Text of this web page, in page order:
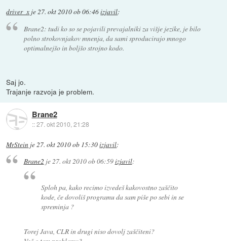
driver_x je27. okt 2010 ob 06:46izjavil:
Brane2: tudi ko so se pojavili prevajalniki za višje jezike, je bilo
polno strokovnjakov mnenja, da sami sproducirajo mnogo
optimalnejšo in boljšo strojno kodo.
Saj jo.
Trajanje razvoja je problem.
Brane2
::27. okt 2010, 21:28
MrStein je27. okt 2010 ob 15:30izjavil:
Brane2je27. okt 2010 ob 06:59izjavil:
Sploh pa, kako recimo izvedeš kakovostno zaščito
kode, če dovoliš programu da sam piše po sebi in se
spreminja ?
Torej Java, CLR in drugi niso dovolj zaščiteni?